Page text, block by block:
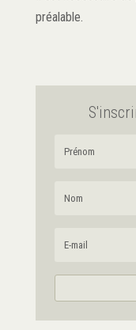
préalable.